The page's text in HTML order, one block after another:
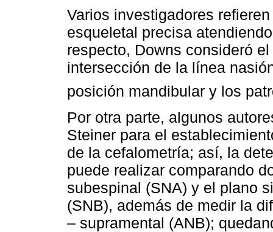
Varios investigadores
esqueletal precisa
respecto, Downs consideró
intersección de la línea
posición mandibular y los
Por otra parte, algunos
Steiner para el
de la cefalometría; así, la
puede realizar comparando
subespinal (SNA) y el plano
(SNB), además de medir la
– supramental (ANB);